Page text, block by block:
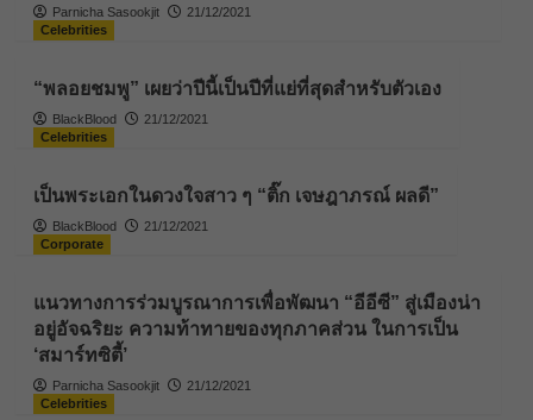
Parnicha Sasookjit
21/12/2021
Celebrities
“พลอยชมพู” เผยว่าปีนี้เป็นปีที่แย่ที่สุดสำหรับตัวเอง
BlackBlood
21/12/2021
Celebrities
เป็นพระเอกในดวงใจสาว ๆ “ติ๊ก เจษฎาภรณ์ ผลดี”
BlackBlood
21/12/2021
Corporate
แนวทางการร่วมบูรณาการเพื่อพัฒนา “อีอีซี” สู่เมืองน่า
อยู่อัจฉริยะ ความท้าทายของทุกภาคส่วน ในการเป็น
‘สมาร์ทซิตี้’
Parnicha Sasookjit
21/12/2021
Celebrities